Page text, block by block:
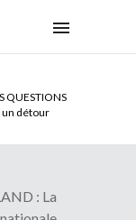
QUESTIONS
un détour
: La